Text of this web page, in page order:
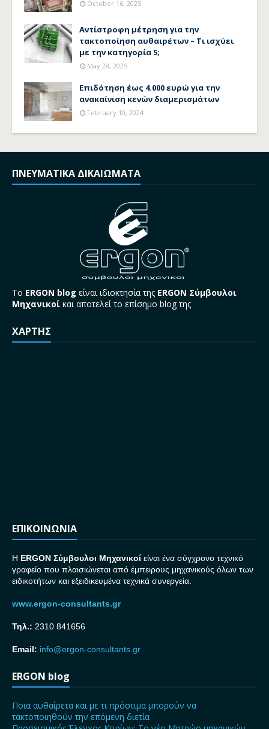
October 16, 2025
Αντίστροφη μέτρηση για την
τακτοποίηση αυθαιρέτων – Τι ισχύει
με την κατηγορία 5;
May 28, 2025
Επιδότηση έως 4.000 ευρώ για την
ανακαίνιση κενών διαμερισμάτων
February 10, 2024
ΠΝΕΥΜΑΤΙΚΑ ΔΙΚΑΙΩΜΑΤΑ
Το ERGON blog είναι ιδιοκτησία της ERGON Σύμβουλοι
Μηχανικοί και αποτελεί το επίσημο blog της
ΧΑΡΤΗΣ
ΕΠΙΚΟΙΝΩΝΙΑ
H ERGON Σύμβουλοι Μηχανικοί είναι ένα σύγχρονο τεχνικό
γραφείο που πλαισιώνεται από έμπειρους μηχανικούς όλων των
ειδικοτήτων και εξειδικευμένα τεχνικά συνεργεία.
www.ergon-consultants.gr
Τηλ.: 2310 841656
Email: info@ergon-consultants.gr
ERGON blog
Ποια αυθαίρετα και με τι πρόστιμα μπορούν να
τακτοποιηθούν την επόμενη διετία